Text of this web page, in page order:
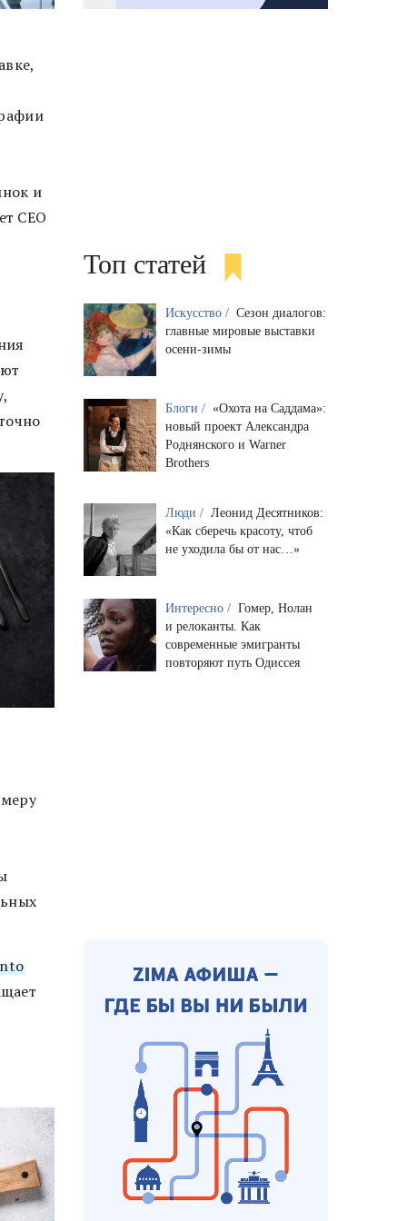
и
CEO
Топ статей
Искусство / Сезон диалогов:
главные мировые выставки
осени-зимы
Блоги / «Охота на Саддама»:
новый проект Александра
Роднянского и Warner
Brothers
Люди / Леонид Десятников:
«Как сберечь красоту, чтоб
не уходила бы от нас…»
Интересно / Гомер, Нолан
и релоканты. Как
современные эмигранты
повторяют путь Одиссея